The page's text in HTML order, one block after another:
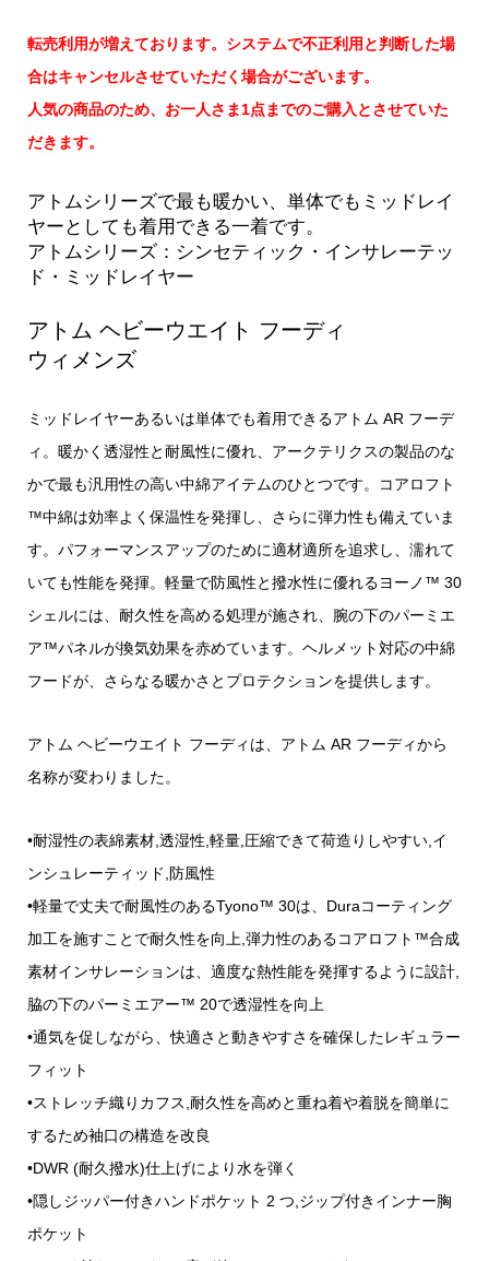
転売利用が増えております。システムで不正利用と判断した場
合はキャンセルさせていただく場合がございます。
人気の商品のため、お一人さま1点までのご購入とさせていた
だきます。
アトムシリーズで最も暖かい、単体でもミッドレイ
ヤーとしても着用できる一着です。
アトムシリーズ：シンセティック・インサレーテッ
ド・ミッドレイヤー
アトム ヘビーウエイト フーディ
ウィメンズ
ミッドレイヤーあるいは単体でも着用できるアトム AR フーデ
ィ。暖かく透湿性と耐風性に優れ、アークテリクスの製品のな
かで最も汎用性の高い中綿アイテムのひとつです。コアロフト
™中綿は効率よく保温性を発揮し、さらに弾力性も備えていま
す。パフォーマンスアップのために適材適所を追求し、濡れて
いても性能を発揮。軽量で防風性と撥水性に優れるヨーノ™ 30
シェルには、耐久性を高める処理が施され、腕の下のパーミエ
ア™パネルが換気効果を赤めています。ヘルメット対応の中綿
フードが、さらなる暖かさとプロテクションを提供します。
アトム ヘビーウエイト フーディは、アトム AR フーディから
名称が変わりました。
•耐湿性の表綿素材,透湿性,軽量,圧縮できて荷造りしやすい,イ
ンシュレーティッド,防風性
•軽量で丈夫で耐風性のあるTyono™ 30は、Duraコーティング
加工を施すことで耐久性を向上,弾力性のあるコアロフト™合成
素材インサレーションは、適度な熱性能を発揮するように設計,
脇の下のパーミエアー™ 20で透湿性を向上
•通気を促しながら、快適さと動きやすさを確保したレギュラー
フィット
•ストレッチ織りカフス,耐久性を高めと重ね着や着脱を簡単に
するため袖口の構造を改良
•DWR (耐久撥水)仕上げにより水を弾く
•隠しジッパー付きハンドポケット 2 つ,ジップ付きインナー胸
ポケット